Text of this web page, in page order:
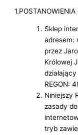
1.POSTANOWIENIA
Sklep
adresem:
przez
Królowej
REGON:
Niniejszy
zasady
tryb